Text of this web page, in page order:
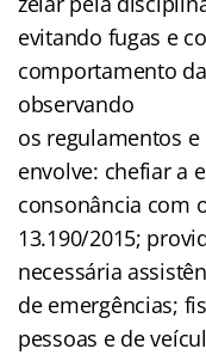
evitando fugas e
comportamento
observando
os regulamentos
envolve: chefiar a
consonância com
13.190/2015;
necessária
de emergências;
pessoas e de